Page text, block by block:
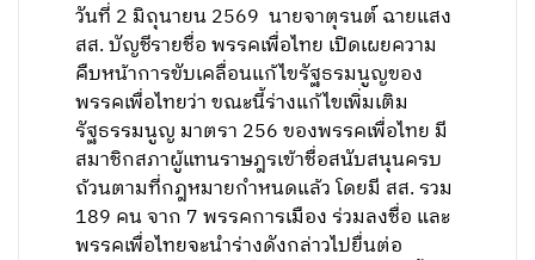
วันที่ 2 มิถุนายน 2569 นายจาตุรนต์ ฉายแสง
สส. บัญชีรายชื่อ พรรคเพื่อไทย เปิดเผยความ
คืบหน้าการขับเคลื่อนแก้ไขรัฐธรมนูญของ
พรรคเพื่อไทยว่า ขณะนี้ร่างแก้ไขเพิ่มเติม
รัฐธรรมนูญ มาตรา 256 ของพรรคเพื่อไทย มี
สมาชิกสภาผู้แทนราษฎรเข้าชื่อสนับสนุนครบ
ถ้วนตามที่กฎหมายกำหนดแล้ว โดยมี สส. รวม
189 คน จาก 7 พรรคการเมือง ร่วมลงชื่อ และ
พรรคเพื่อไทยจะนำร่างดังกล่าวไปยื่นต่อ